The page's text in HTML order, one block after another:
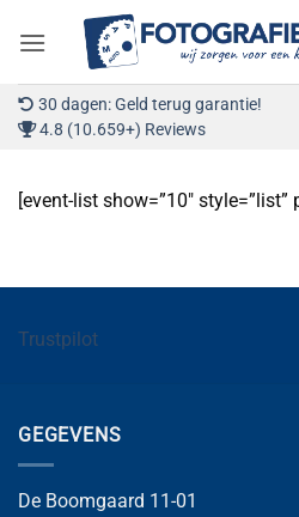
naar
30 dagen: Geld terug garantie!
4.8 (10.659+) Reviews
[event-list show=”10″ style=”list”
Trustpilot
GEGEVENS
De Boomgaard 11-01